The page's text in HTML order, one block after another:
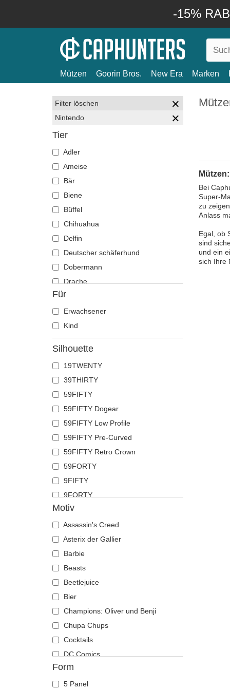
-15%
Mützen Goorin Bros. New Era Marken
Filter löschen
Nintendo
Tier
Adler
Ameise
Bär
Biene
Büffel
Chihuahua
Delfin
Deutscher schäferhund
Dobermann
Drache
Eichhörnchen
Eidechse
Einhorn
Ente
Eule
Flamingo
Französische bulldogge
Fuchs
Geier
Gepard
Glühwürmchen
Hahn
Hai
Hirsch
Hund
Katze
Kojote
Krabbe
Krähe
Krokodil
Kuh
Küken
Labrador retriever
Languste
Libelle
Löwe
Löwin
Maus
Für
Erwachsener
Kind
Silhouette
19TWENTY
39THIRTY
59FIFTY
59FIFTY Dogear
59FIFTY Low Profile
59FIFTY Pre-Curved
59FIFTY Retro Crown
59FORTY
9FIFTY
9FORTY
9FORTY APEX
9FORTY M-Crown
9SEVENTY
9TWENTY
A Frame
Casual Classic
E Frame
Open Back
Runner
The 90s
The Ball
The Retro
The Snap
Motiv
Assassin's Creed
Asterix der Gallier
Barbie
Beasts
Beetlejuice
Bier
Champions: Oliver und Benji
Chupa Chups
Cocktails
DC Comics
Der Herr der Ringe
Die Schlümpfe
Form
5 Panel
Bei
Super-
zu
Anlass
Egal, ob
sind
und ein
sich Ihre